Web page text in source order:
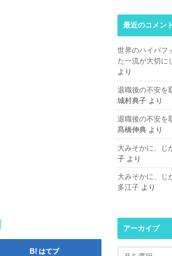
はてブ
最近のコメント
世界のハイパフ
た一流が大切に
より
退職後の不安
城村典子 より
退職後の不安
髙橋伸典 より
大みそかに、じ
子 より
大みそかに、じ
多江子 より
アーカイブ